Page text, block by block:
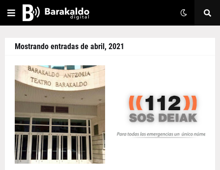
Mostrando entradas de abril, 2021